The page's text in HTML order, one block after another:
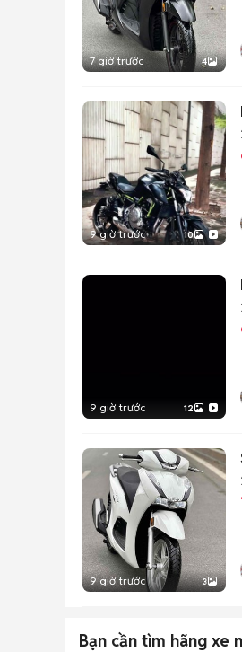
7 giờ trước 4
9 giờ trước 10
9 giờ trước 12
9 giờ trước 3
Bạn cần tìm hãng xe